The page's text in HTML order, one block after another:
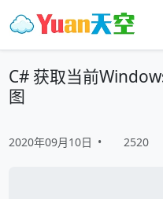
C# 获取当前
图
2020年09月10日 • 2520